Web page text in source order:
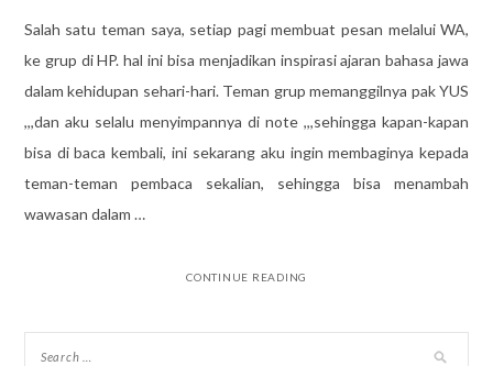
Salah satu teman saya, setiap pagi membuat pesan melalui WA,
ke grup di HP. hal ini bisa menjadikan inspirasi ajaran bahasa jawa
dalam kehidupan sehari-hari. Teman grup memanggilnya pak YUS
,,,dan aku selalu menyimpannya di note ,,,sehingga kapan-kapan
bisa di baca kembali, ini sekarang aku ingin membaginya kepada
teman-teman pembaca sekalian, sehingga bisa menambah
wawasan dalam …
CONTINUE READING